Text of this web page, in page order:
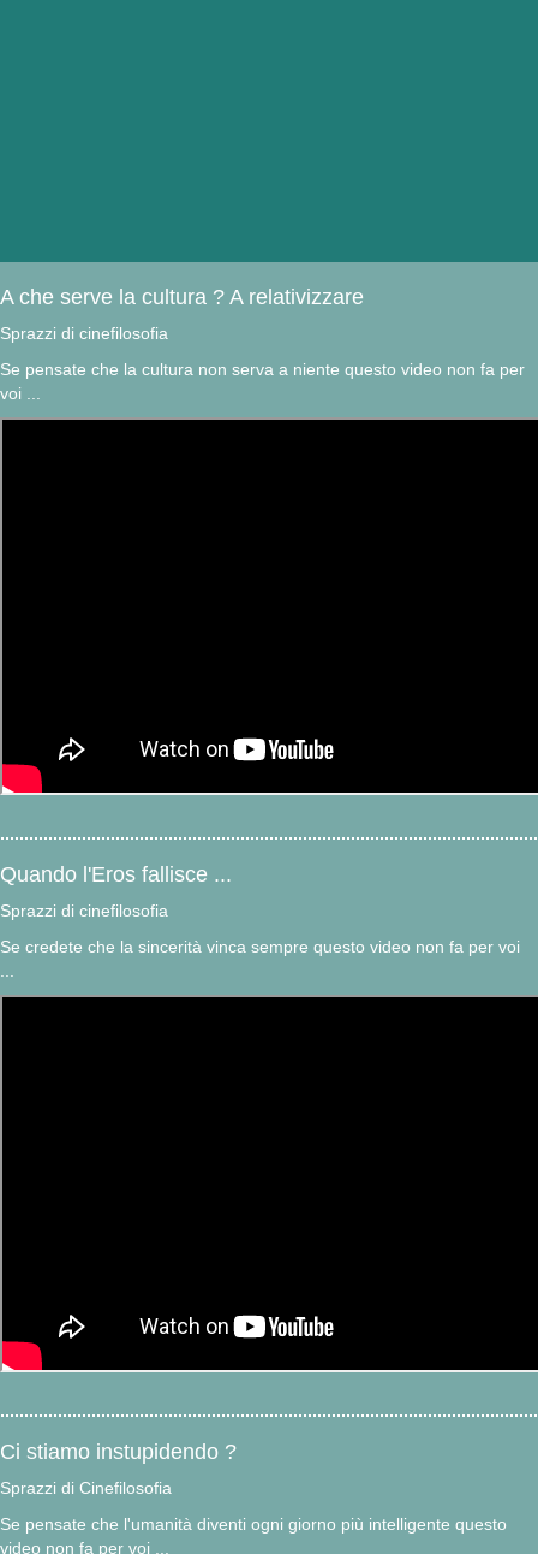
A che serve la cultura ? A relativizzare
Sprazzi di cinefilosofia
Se pensate che la cultura non serva a niente questo video non fa per
voi ...
Quando l'Eros fallisce ...
Sprazzi di cinefilosofia
Se credete che la sincerità vinca sempre questo video non fa per voi
Ci stiamo instupidendo ?
Sprazzi di Cinefilosofia
Se pensate che l'umanità diventi ogni giorno più intelligente questo
video non fa per voi ...